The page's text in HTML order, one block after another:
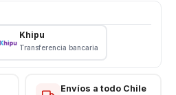
Khipu
Transferencia bancaria
Envíos a todo Chile